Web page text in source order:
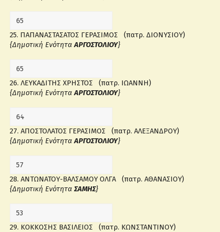
25. ΠΑΠΑΝΑΣΤΑΣΑΤΟΣ ΓΕΡΑΣΙΜΟΣ (πατρ. ΔΙΟΝΥΣΙΟΥ)
{Δημοτική ΕνότηταΑΡΓΟΣΤΟΛΙΟΥ}
26. ΛΕΥΚΑΔΙΤΗΣ ΧΡΗΣΤΟΣ (πατρ. ΙΩΑΝΝΗ)
{Δημοτική ΕνότηταΑΡΓΟΣΤΟΛΙΟΥ}
27. ΑΠΟΣΤΟΛΑΤΟΣ ΓΕΡΑΣΙΜΟΣ (πατρ. ΑΛΕΞΑΝΔΡΟΥ)
{Δημοτική ΕνότηταΑΡΓΟΣΤΟΛΙΟΥ}
28. ΑΝΤΩΝΑΤΟΥ-ΒΑΛΣΑΜΟΥ ΟΛΓΑ (πατρ. ΑΘΑΝΑΣΙΟΥ)
{Δημοτική ΕνότηταΣΑΜΗΣ}
29. ΚΟΚΚΟΣΗΣ ΒΑΣΙΛΕΙΟΣ (πατρ. ΚΩΝΣΤΑΝΤΙΝΟΥ)